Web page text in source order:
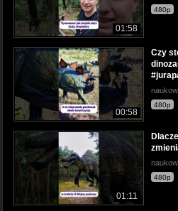
01:58
480p
00:58
Czy
480p
01:11
480p